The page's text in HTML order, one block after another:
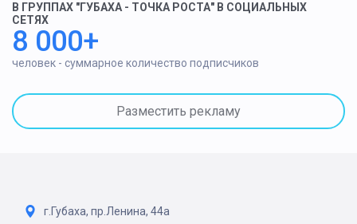
В ГРУППАХ "ГУБАХА - ТОЧКА РОСТА" В СОЦИАЛЬНЫХ
СЕТЯХ
8 000+
человек - суммарное количество подписчиков
Разместить рекламу
г.Губаха, пр.Ленина, 44а